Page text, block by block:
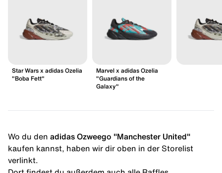
Star Wars x adidas Ozelia
"Boba Fett"
Marvel x adidas Ozelia
"Guardians of the
Galaxy"
Wo du den adidas Ozweego "Manchester United"
kaufen kannst, haben wir dir oben in der Storelist
verlinkt.